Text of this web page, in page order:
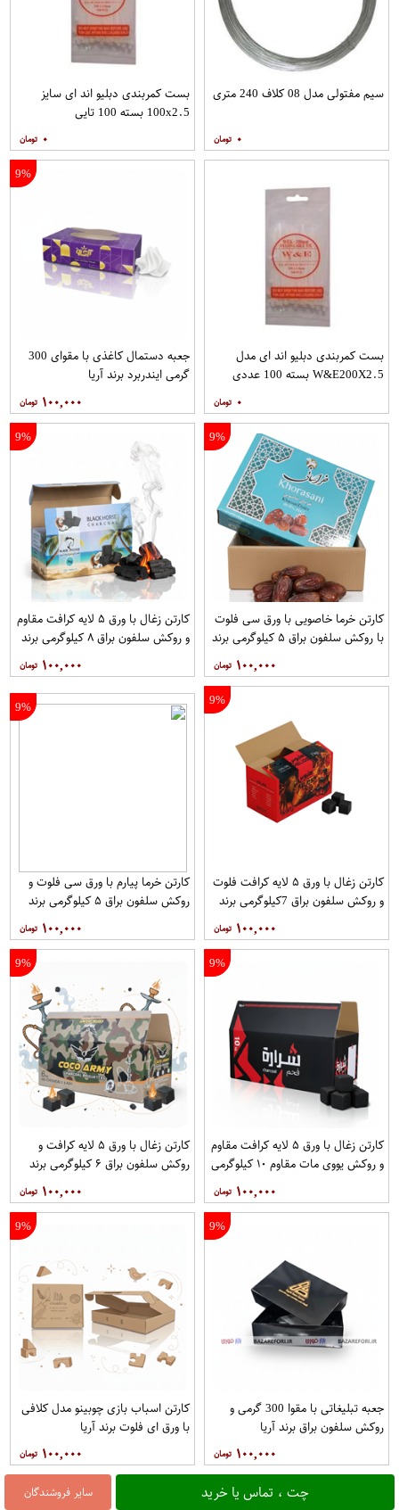
سایر فروشندگان چت ، تماس یا خرید
سیم مفتولی مدل 08 کلاف 240 متری
۰
بست کمربندی دبلیو اند ای سایز
100x2.5 بسته 100 تایی
۰
بست کمربندی دبلیو اند ای مدل
W&E200X2.5 بسته 100 عددی
۰
9%
جعبه دستمال کاغذی با مقوای 300
گرمی ایندربرد برند آریا
۱۰۰,۰۰۰
9%
کارتن خرما خاصویی با ورق سی فلوت
با روکش سلفون براق ۵ کیلوگرمی برند
۱۰۰,۰۰۰
9%
کارتن زغال با ورق ۵ لایه کرافت مقاوم
و روکش سلفون براق ۸ کیلوگرمی برند
۱۰۰,۰۰۰
9%
کارتن زغال با ورق ۵ لایه کرافت فلوت
و روکش سلفون براق 7کیلوگرمی برند
۱۰۰,۰۰۰
9%
کارتن خرما پیارم با ورق سی فلوت و
روکش سلفون براق ۵ کیلوگرمی برند
۱۰۰,۰۰۰
9%
کارتن زغال با ورق ۵ لایه کرافت مقاوم
و روکش یووی مات مقاوم ۱۰ کیلوگرمی
۱۰۰,۰۰۰
9%
کارتن زغال با ورق ۵ لایه کرافت و
روکش سلفون براق ۶ کیلوگرمی برند
۱۰۰,۰۰۰
9%
جعبه تبلیغاتی با مقوا 300 گرمی و
روکش سلفون براق برند آریا
۱۰۰,۰۰۰
9%
کارتن اسباب بازی چوبینو مدل کلافی
با ورق ای فلوت برند آریا
۱۰۰,۰۰۰